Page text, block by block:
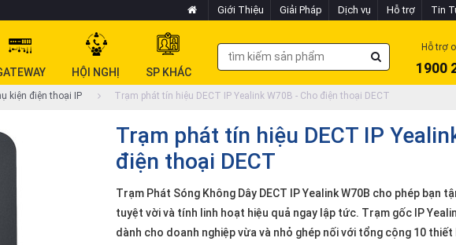
Giới Thiệu Giải Pháp Dịch vụ Hỗ trợ Tin
HỘI NGHỊ SP KHÁC
Hỗ trợ
1900
kiện điện thoại IP Trạm phát tín hiệu DECT IP Yealink W70B - Cho điện thoại DECT
Trạm phát tín hiệu DECT IP
điện thoại DECT
Trạm Phát Sóng Không Dây DECT IP Yealink W70B cho phép bạn
tuyệt vời và tính linh hoạt hiệu quả ngay lập tức. Trạm gốc IP
dành cho doanh nghiệp vừa và nhỏ ghép nối với tổng cộng 10 thiết